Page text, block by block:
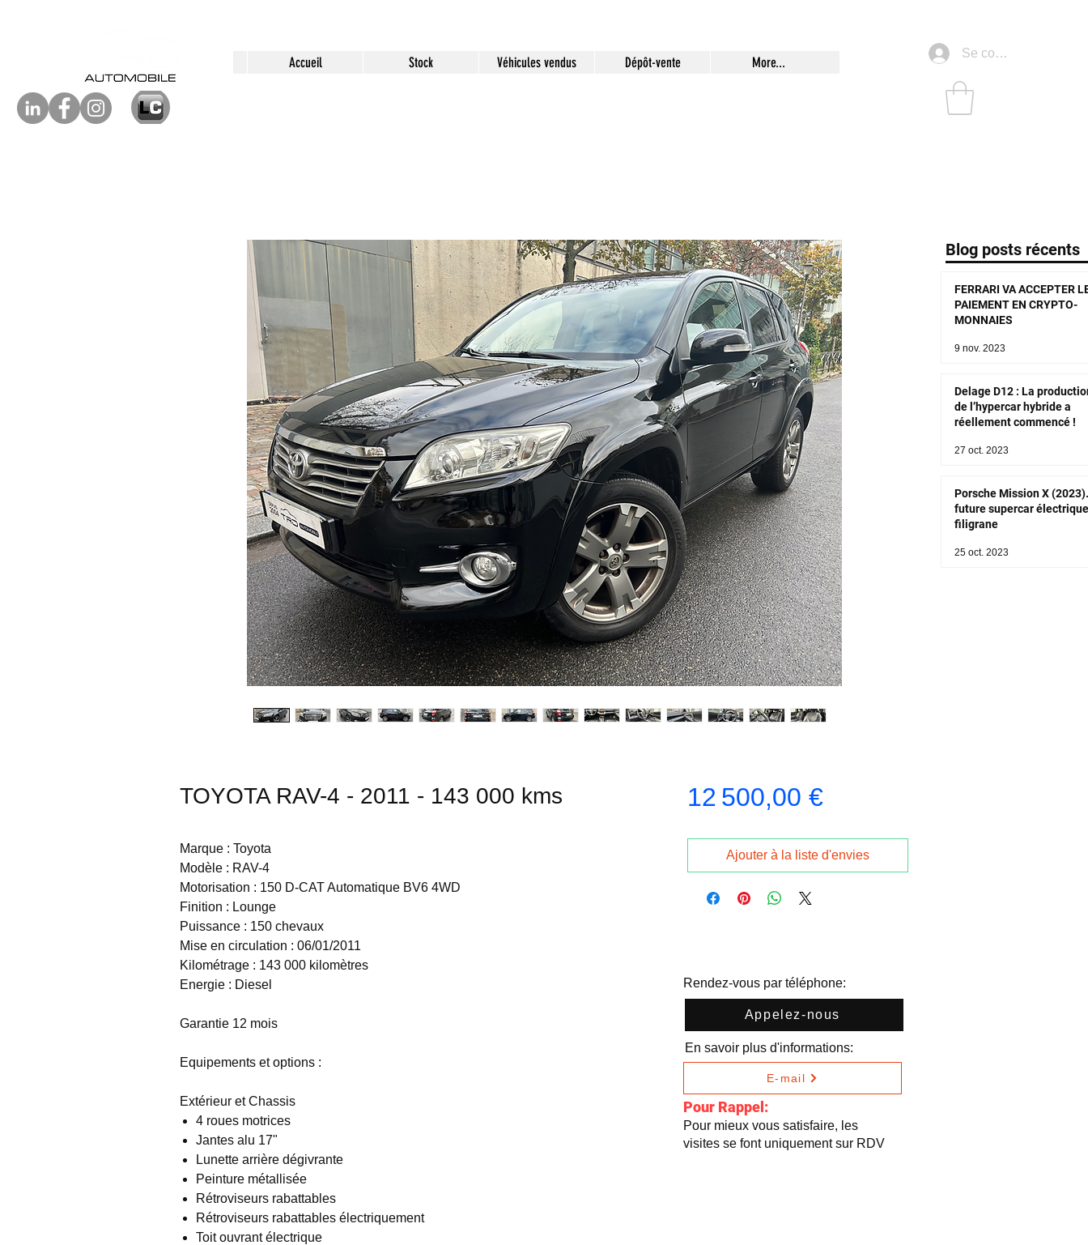
Accueil Stock Véhicules vendus Dépôt-vente More...
Se connecter
TOYOTA RAV-4 - 2011 - 143 000 kms
Marque : Toyota
Modèle : RAV-4
Motorisation : 150 D-CAT Automatique BV6 4WD
Finition : Lounge
Puissance : 150 chevaux
Mise en circulation : 06/01/2011
Kilométrage : 143 000 kilomètres
Energie : Diesel
Garantie 12 mois
Equipements et options :
Extérieur et Chassis
4 roues motrices
Jantes alu 17"
Lunette arrière dégivrante
Peinture métallisée
Rétroviseurs rabattables
Rétroviseurs rabattables électriquement
Toit ouvrant électrique
12 500,00 €Prix
Ajouter à la liste d'envies
Rendez-vous par téléphone:
Appelez-nous
En savoir plus d'informations:
E-mail
Pour Rappel:
Pour mieux vous satisfaire, les
visites se font uniquement sur RDV
Blog posts récents
FERRARI VA ACCEPTER
PAIEMENT EN CRYPTO-
MONNAIES
9 nov. 2023
Delage D12 : La
de l’hypercar hybride a
réellement commencé !
27 oct. 2023
Porsche Mission X
future supercar
filigrane
25 oct. 2023